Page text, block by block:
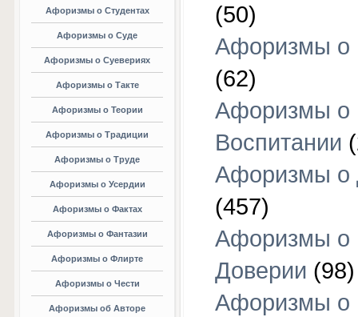
Афоризмы о Студентах
Афоризмы о Суде
Афоризмы о Суевериях
Афоризмы о Такте
Афоризмы о Теории
Афоризмы о Традиции
Афоризмы о Труде
Афоризмы о Усердии
Афоризмы о Фактах
Афоризмы о Фантазии
Афоризмы о Флирте
Афоризмы о Чести
Афоризмы об Авторе
(50)
Афоризмы о
(62)
Афоризмы о
Воспитании
Афоризмы о
(457)
Афоризмы о
Доверии (98)
Афоризмы о